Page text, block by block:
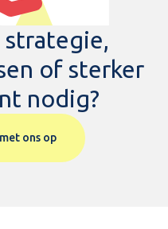
strategie,
of sterker
nodig?
ons op